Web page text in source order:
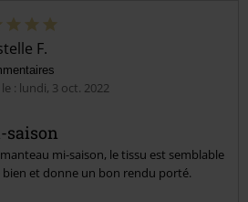
F.
: lundi, 3 oct. 2022
saison
mi-saison, le tissu est semblable
et donne un bon rendu porté.